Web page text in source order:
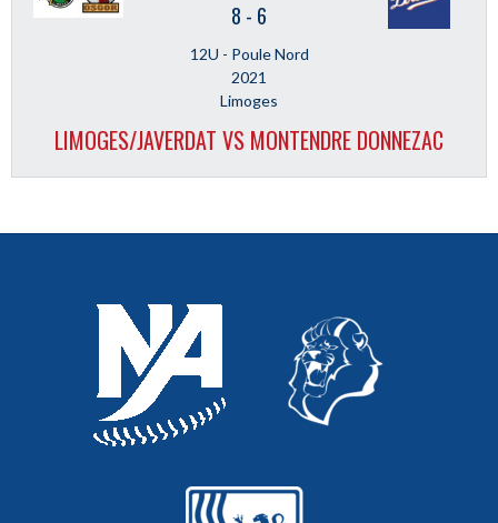
8 - 6
12U - Poule Nord
2021
Limoges
LIMOGES/JAVERDAT VS MONTENDRE DONNEZAC